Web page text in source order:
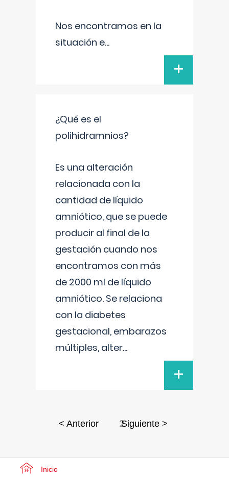
Nos encontramos en la
situación e...
+
¿Qué es el
polihidramnios?
Es una alteración
relacionada con la
cantidad de líquido
amniótico, que se puede
producir al final de la
gestación cuando nos
encontramos con más
de 2000 ml de líquido
amniótico. Se relaciona
con la diabetes
gestacional, embarazos
múltiples, alter...
+
< Anterior 2Siguiente >
Inicio